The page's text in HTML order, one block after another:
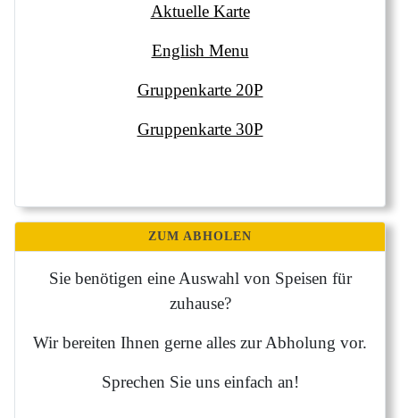
Aktuelle Karte
English Menu
Gruppenkarte 20P
Gruppenkarte 30P
ZUM ABHOLEN
Sie benötigen eine Auswahl von Speisen für
zuhause?
Wir bereiten Ihnen gerne alles zur Abholung vor.
Sprechen Sie uns einfach an!